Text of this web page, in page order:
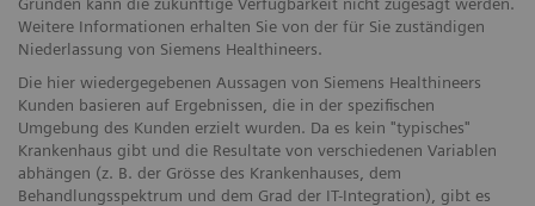
Weitere Informationen erhalten Sie von der für Sie zuständigen
Niederlassung von Siemens Healthineers.
Die hier wiedergegebenen Aussagen von Siemens Healthineers
Kunden basieren auf Ergebnissen, die in der spezifischen
Umgebung des Kunden erzielt wurden. Da es kein "typisches"
Krankenhaus gibt und die Resultate von verschiedenen Variablen
abhängen (z. B. der Grösse des Krankenhauses, dem
Behandlungsspektrum und dem Grad der IT-Integration), gibt es